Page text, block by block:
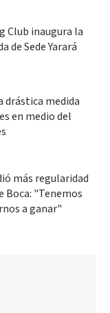
Club inaugura la
de Sede Yarará
drástica medida
en medio del
más regularidad
Boca: "Tenemos
a ganar"